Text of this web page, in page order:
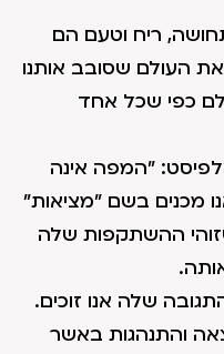
ריח וטעם הם
העולם שסובב אותנו
כפי שכל אחד
"המפה אינה
מכנים בשם "מציאות"
ההשתקפות שלה
שלה אנו זוכים.
והתנהגות באשר